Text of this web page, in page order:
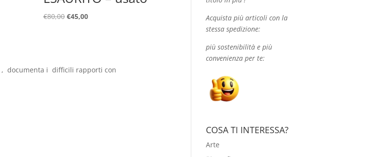
€80,00Il
€45,00Il
, documenta i difficili rapporti con
Acquista più articoli con la
stessa spedizione:
più sostenibilità e più
convenienza per te:
COSA TI INTERESSA?
Arte